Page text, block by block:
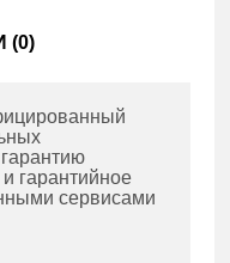
(0)
гарантийное
сервисами